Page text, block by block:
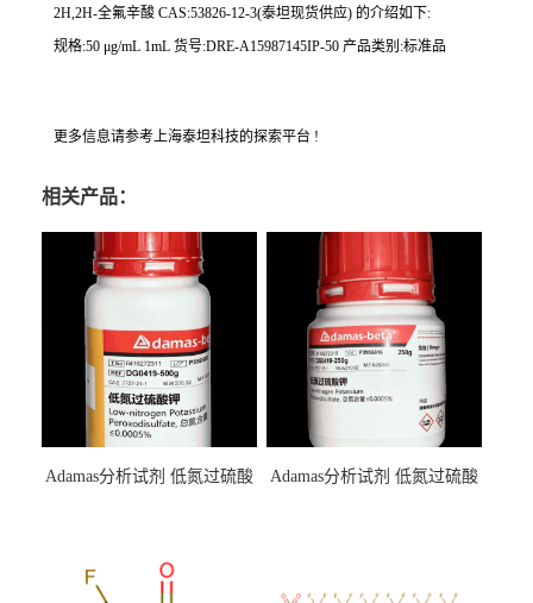
2H,2H-全氟辛酸 CAS:53826-12-3(泰坦现货供应) 的介绍如下:
规格:50 μg/mL 1mL 货号:DRE-A15987145IP-50 产品类别:标准品
更多信息请参考上海泰坦科技的探索平台 !
相关产品：
Adamas分析试剂 低氮过硫酸
（泰坦现货供应）
Adamas分析试剂 低氮过硫酸